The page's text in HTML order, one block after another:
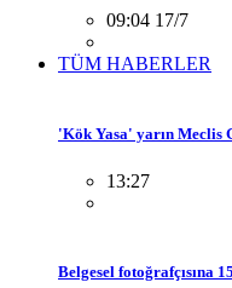
09:04 17/7
TÜM HABERLER
'Kök Yasa' yarın Meclis
13:27
Belgesel fotoğrafçısına